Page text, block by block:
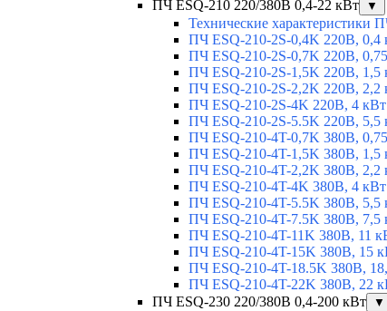
ПЧ ESQ-210 220/380В 0,4-22 кВт ▼
Технические характеристики
ПЧ ESQ-210-2S-0,4K 220В, 0,4
ПЧ ESQ-210-2S-0,7K 220В,
ПЧ ESQ-210-2S-1,5K 220В, 1,5
ПЧ ESQ-210-2S-2,2K 220В, 2,2
ПЧ ESQ-210-2S-4K 220В, 4 кВт
ПЧ ESQ-210-2S-5.5K 220В, 5,5
ПЧ ESQ-210-4T-0,7K 380В,
ПЧ ESQ-210-4T-1,5K 380В, 1,5
ПЧ ESQ-210-4T-2,2K 380В, 2,2
ПЧ ESQ-210-4T-4K 380В, 4 кВт
ПЧ ESQ-210-4T-5.5K 380В, 5,5
ПЧ ESQ-210-4T-7.5K 380В, 7,5
ПЧ ESQ-210-4T-11K 380В, 11
ПЧ ESQ-210-4T-15K 380В, 15
ПЧ ESQ-210-4T-18.5K 380В,
ПЧ ESQ-210-4T-22K 380В, 22
ПЧ ESQ-230 220/380В 0,4-200 кВт
▼